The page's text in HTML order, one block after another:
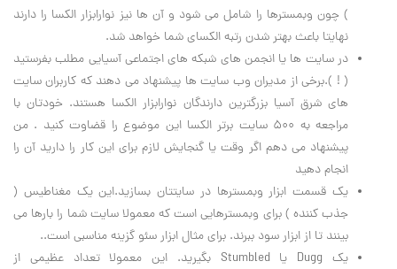
) چون وبمسترها را شامل می شود و آن ها نیز نوارابزار الکسا را دارند
نهایتا باعث بهتر شدن رتبه الکسای شما خواهد شد.
در سایت ها یا انجمن های شبکه های اجتماعی آسیایی مطلب بفرستید
( ! ).برخی از مدیران وب سایت ها پیشنهاد می دهند که کاربران سایت
های شرق آسیا بزرگترین دارندگان نوارابزار الکسا هستند. خودتان با
مراجعه به ۵۰۰ سایت برتر الکسا این موضوع را قضاوت کنید . من
پیشنهاد می دهم اگر وقت یا گنجایش لازم برای این کار را دارید آن را
انجام دهید
یک قسمت ابزار وبمسترها در سایتتان بسازید.این یک مغناطیس (
جذب کننده ) برای وبمسترهایی است که معمولا سایت شما را بارها می
بینند تا از ابزار سود ببرند. برای مثال ابزار سئو گزینه مناسبی است..
یک Dugg یا Stumbled بگیرید. این معمولا تعداد عظیمی از